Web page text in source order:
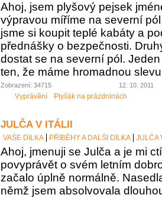
Ahoj, jsem plyšový pejsek
výpravou míříme na severní
jsme si koupit teplé kabáty a
přednášky o bezpečnosti.
dostat se na severní pól.
ten, že máme hromadnou
Zobrazení: 34715 12. 10. 2011
Vyprávění Plyšák na prázdninách
JULČA V ITÁLII
VAŠE DÍLKA PŘÍBĚHY A DALŠÍ DÍLKA JULČA
Ahoj, jmenuji se Julča a je mi
povyprávět o svém letním
začalo úplně normálně.
němž jsem absolvovala